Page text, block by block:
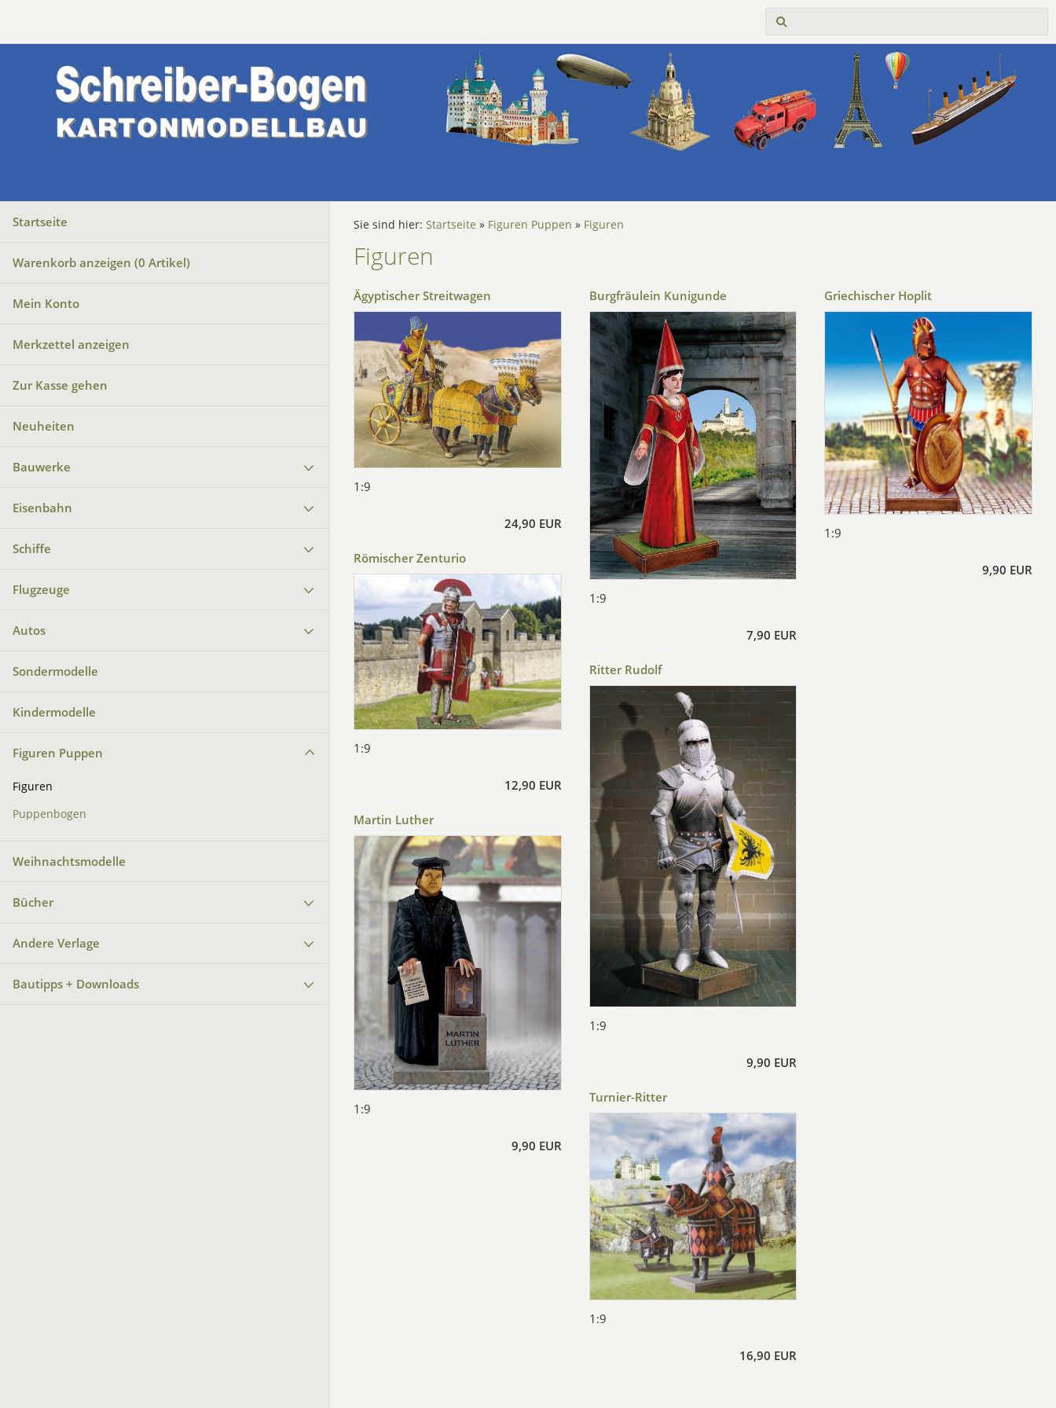
Startseite
Warenkorb anzeigen (0 Artikel)
Mein Konto
Merkzettel anzeigen
Zur Kasse gehen
Neuheiten
Bauwerke
Eisenbahn
Schiffe
Flugzeuge
Autos
Sondermodelle
Kindermodelle
Figuren Puppen
Figuren
Puppenbogen
Weihnachtsmodelle
Bücher
Andere Verlage
Bautipps + Downloads
Sie sind hier: Startseite » Figuren Puppen » Figuren
Figuren
Ägyptischer Streitwagen
1:9
24,90 EUR
Römischer Zenturio
1:9
12,90 EUR
Martin Luther
1:9
9,90 EUR
Burgfräulein Kunigunde
1:9
7,90 EUR
Ritter Rudolf
1:9
9,90 EUR
Turnier-Ritter
1:9
16,90 EUR
Griechischer Hoplit
1:9
9,90 EUR